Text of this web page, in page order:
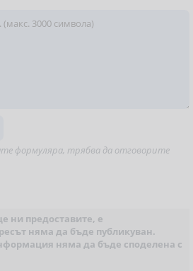
формуляра, трябва да отговорите
ни предоставите, е
няма да бъде публикуван.
няма да бъде споделена с